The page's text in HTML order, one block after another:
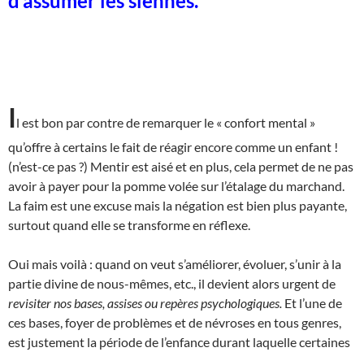
Il est bon par contre de remarquer le « confort mental »
qu’offre à certains le fait de réagir encore comme un enfant !
(n’est-ce pas ?) Mentir est aisé et en plus, cela permet de ne pas
avoir à payer pour la pomme volée sur l’étalage du marchand.
La faim est une excuse mais la négation est bien plus payante,
surtout quand elle se transforme en réflexe.
Oui mais voilà : quand on veut s’améliorer, évoluer, s’unir à la
partie divine de nous-mêmes, etc., il devient alors urgent de
revisiter nos bases, assises ou repères psychologiques. Et l’une de
ces bases, foyer de problèmes et de névroses en tous genres,
est justement la période de l’enfance durant laquelle certaines